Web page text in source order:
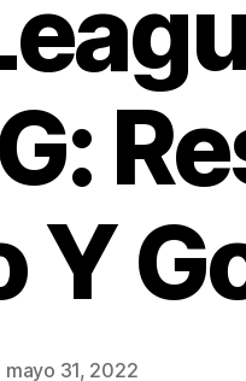
Y
mayo 31, 2022